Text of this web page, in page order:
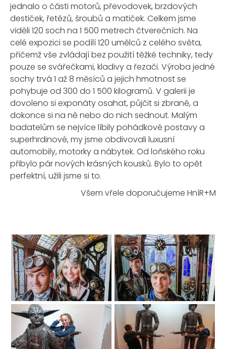
jednalo o části motorů, převodovek, brzdových
destiček, řetězů, šroubů a matiček. Celkem jsme
viděli 120 soch na 1 500 metrech čtverečních. Na
celé expozici se podílí 120 umělců z celého světa,
přičemž vše zvládají bez použití těžké techniky, tedy
pouze se svářečkami, kladivy a řezači. Výroba jedné
sochy trvá 1 až 8 měsíců a jejich hmotnost se
pohybuje od 300 do 1 500 kilogramů. V galerii je
dovoleno si exponáty osahat, půjčit si zbraně, a
dokonce si na ně nebo do nich sednout. Malým
badatelům se nejvíce líbily pohádkové postavy a
superhrdinové, my jsme obdivovali luxusní
automobily, motorky a nábytek. Od loňského roku
přibylo pár nových krásných kousků. Bylo to opět
perfektní, užili jsme si to.
Všem vřele doporučujeme HníR+M